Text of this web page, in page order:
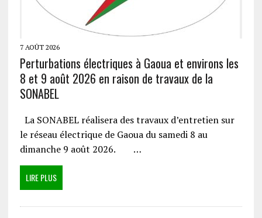
7 AOÛT 2026
Perturbations électriques à Gaoua et environs les
8 et 9 août 2026 en raison de travaux de la
SONABEL
La SONABEL réalisera des travaux d’entretien sur
le réseau électrique de Gaoua du samedi 8 au
dimanche 9 août 2026. …
LIRE PLUS